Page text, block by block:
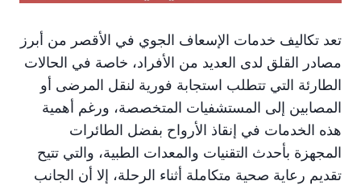
تعد تكاليف خدمات الإسعاف الجوي في الأقصر من أبرز
مصادر القلق لدى العديد من الأفراد، خاصة في الحالات
الطارئة التي تتطلب استجابة فورية لنقل المرضى أو
المصابين إلى المستشفيات المتخصصة، ورغم أهمية
هذه الخدمات في إنقاذ الأرواح بفضل الطائرات
المجهزة بأحدث التقنيات والمعدات الطبية، والتي تتيح
تقديم رعاية صحية متكاملة أثناء الرحلة، إلا أن الجانب